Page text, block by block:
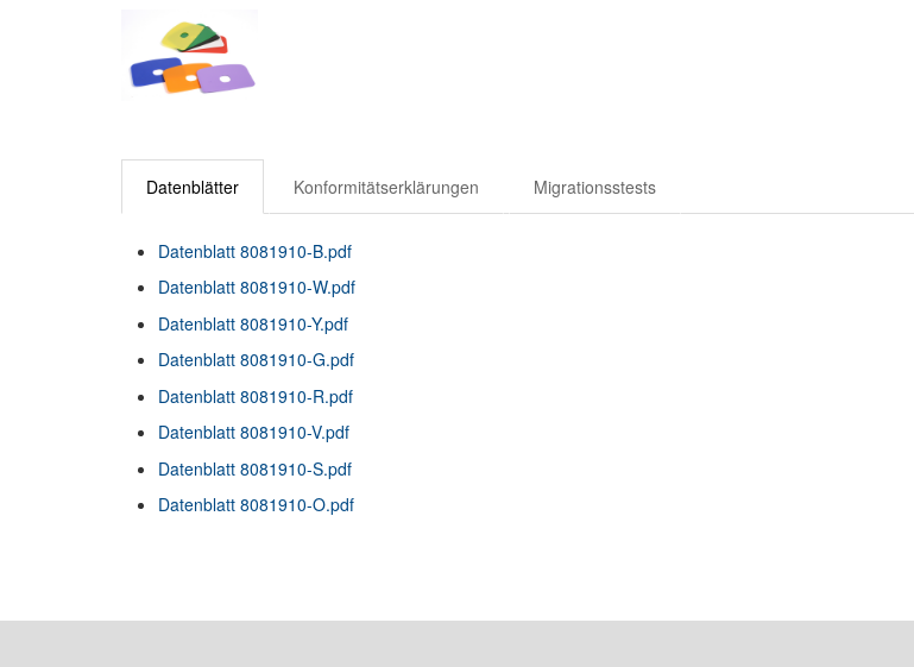
Datenblätter Konformitätserklärungen Migrationsstests
Datenblatt 8081910-B.pdf
Datenblatt 8081910-W.pdf
Datenblatt 8081910-Y.pdf
Datenblatt 8081910-G.pdf
Datenblatt 8081910-R.pdf
Datenblatt 8081910-V.pdf
Datenblatt 8081910-S.pdf
Datenblatt 8081910-O.pdf